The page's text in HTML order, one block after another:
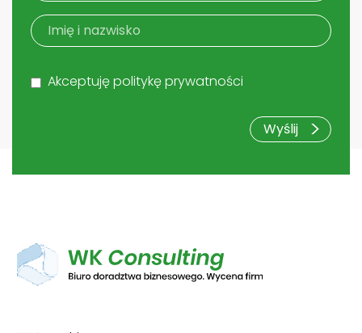
Akceptuję politykę prywatności